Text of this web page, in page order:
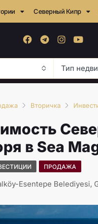
Северный Кипр
Тип
Вторичка
в Sea
ПРОДАЖА
Esentepe Belediyesi,